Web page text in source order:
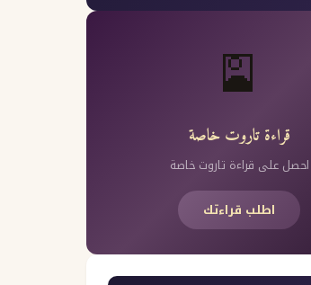
🎴
قراءة تاروت خاصة
احصل على قراءة تاروت خاصة
اطلب قراءتك